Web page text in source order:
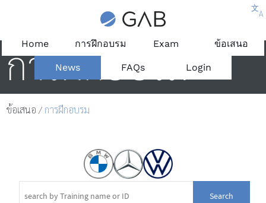
文
A
Home การฝึกอบรม Exam ข้อเสนอ
News FAQs Login
การฝึกอบรม
ข้อเสนอ /การฝึกอบรม
Search